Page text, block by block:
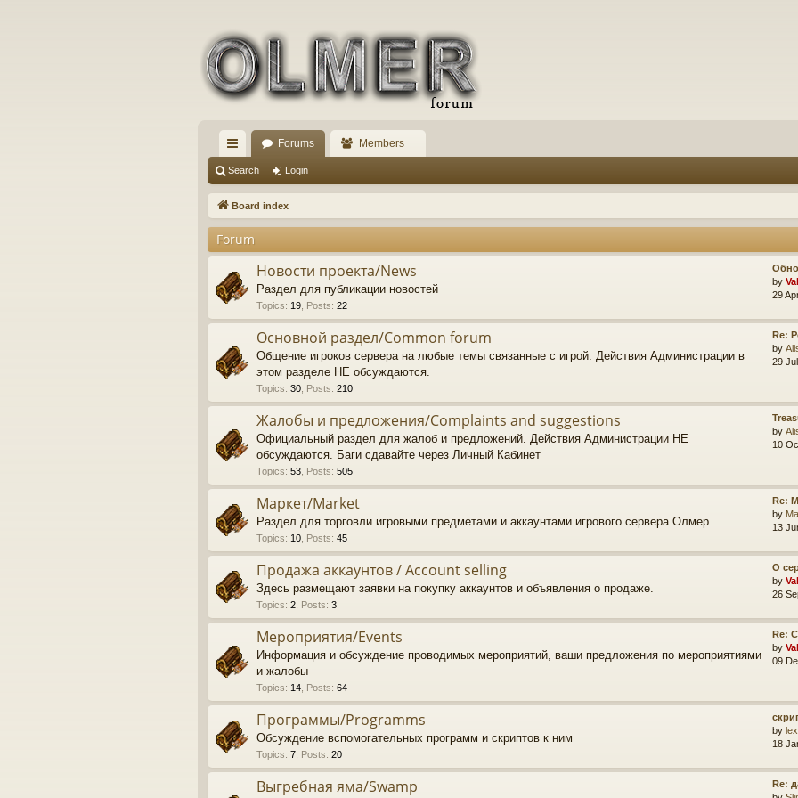
ui
ck
ks
Forums Members
Search Login
Board index
Forum
Новости проекта/News
Раздел для публикации новостей
Topics: 19 Posts: 22
by
29
Основной раздел/Common forum
Общение игроков сервера на любые темы связанные с игрой. Действия Администрации в
этом разделе НЕ обсуждаются.
Topics: 30 Posts: 210
Re:
by
29
Жалобы и предложения/Complaints and suggestions
Официальный раздел для жалоб и предложений. Действия Администрации НЕ
обсуждаются. Баги сдавайте через Личный Кабинет
Topics: 53 Posts: 505
by
10
Маркет/Market
Раздел для торговли игровыми предметами и аккаунтами игрового сервера Олмер
Topics: 10 Posts: 45
Re:
by
13
Продажа аккаунтов / Account selling
Здесь размещают заявки на покупку аккаунтов и объявления о продаже.
Topics: 2 Posts: 3
О
by
26
Мероприятия/Events
Информация и обсуждение проводимых мероприятий, ваши предложения по мероприятиями
и жалобы
Topics: 14 Posts: 64
Re:
by
09
Программы/Programms
Обсуждение вспомогательных программ и скриптов к ним
Topics: 7 Posts: 20
by
18
Выгребная яма/Swamp
Re: